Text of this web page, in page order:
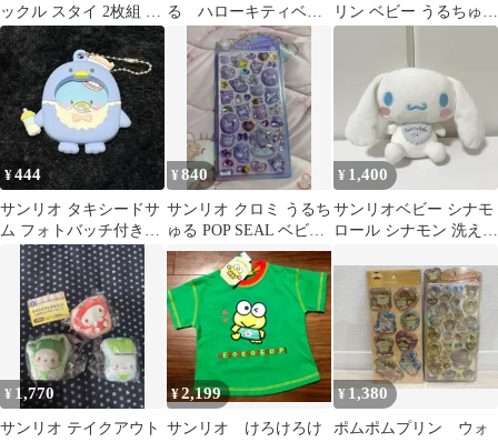
ックル スタイ 2枚組 サ
ンリオ
る ハローキティベビ
ー 文字ボンドロ
リン ベビー うるちゅる
ポップシール サンリオ
¥444
サンリオ タキシードサ
ム フォトバッチ付きマ
スコット ベビーシリー
¥840
サンリオ クロミ うるち
ゅる POP SEAL ベビー
シール ステッカー
¥ 1,400
サンリオベビー シナモ
ロール シナモン 洗える
¥ 1,770
サンリオ テイクアウト
¥2,199
サンリオ けろけろけ
¥1,380
ポムポムプリン ウォ